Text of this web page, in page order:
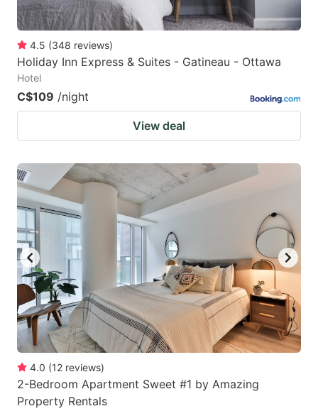
4.5 (348 reviews)
Holiday Inn Express & Suites - Gatineau - Ottawa
Hotel
C$109 /night
View deal
4.0 (12 reviews)
2-Bedroom Apartment Sweet #1 by Amazing
Property Rentals